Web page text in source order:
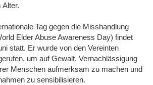
Alter.
Tag gegen die Misshandlung
Elder Abuse Awareness Day) findet
statt. Er wurde von den Vereinten
um auf Gewalt, Vernachlässigung
Menschen aufmerksam zu machen und
zu sensibilisieren.